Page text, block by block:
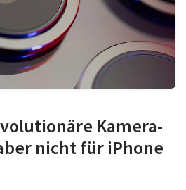
Kamera-
nicht für iPhone